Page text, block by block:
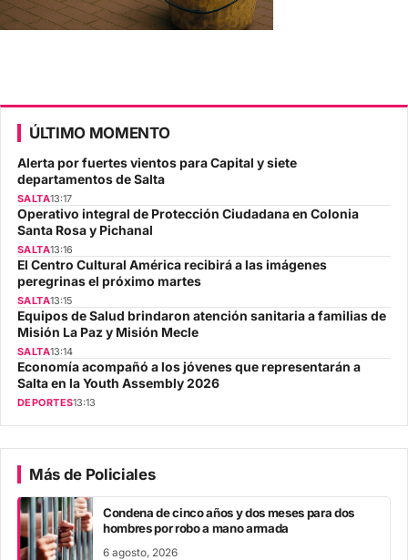
ÚLTIMO MOMENTO
Alerta por fuertes vientos para Capital y siete
departamentos de Salta
SALTA13:17
Operativo integral de Protección Ciudadana en Colonia
Santa Rosa y Pichanal
SALTA13:16
El Centro Cultural América recibirá a las imágenes
peregrinas el próximo martes
SALTA13:15
Equipos de Salud brindaron atención sanitaria a familias de
Misión La Paz y Misión Mecle
SALTA13:14
Economía acompañó a los jóvenes que representarán a
Salta en la Youth Assembly 2026
DEPORTES13:13
Más de Policiales
Condena de cinco años y dos meses para dos
hombres por robo a mano armada
6 agosto, 2026